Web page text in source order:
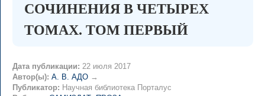
СОЧИНЕНИЯ В ЧЕТЫРЕХ
ТОМАХ. ТОМ ПЕРВЫЙ
Дата публикации: 22 июля 2017
Автор(ы): А. В. АДО →
Публикатор: Научная библиотека Порталус